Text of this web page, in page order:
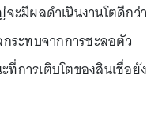
ะมีผลดำเนินงานโตดีกว่า
ระทบจากการชะลอตัว
การเติบโตของสินเชื่อยัง